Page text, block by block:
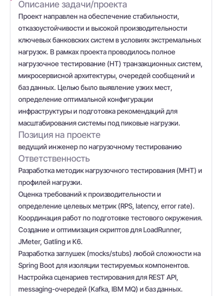
Описание задачи/проекта
Проект направлен на обеспечение стабильности,
отказоустойчивости и высокой производительности
ключевых банковских систем в условиях экстремальных
нагрузок. В рамках проекта проводилось полное
нагрузочное тестирование (НТ) транзакционных систем,
микросервисной архитектуры, очередей сообщений и
баз данных. Целью было выявление узких мест,
определение оптимальной конфигурации
инфраструктуры и подготовка рекомендаций для
масштабирования системы под пиковые нагрузки.
Позиция на проекте
ведущий инженер по нагрузочному тестированию
Ответственность
Разработка методик нагрузочного тестирования (МНТ) и
профилей нагрузки.
Оценка требований к производительности и
определение целевых метрик (RPS, latency, error rate).
Координация работ по подготовке тестового окружения.
Создание и оптимизация скриптов для LoadRunner,
JMeter, Gatling и K6.
Разработка заглушек (mocks/stubs) любой сложности на
Spring Boot для изоляции тестируемых компонентов.
Настройка сценариев тестирования для REST API,
messaging-очередей (Kafka, IBM MQ) и баз данных.